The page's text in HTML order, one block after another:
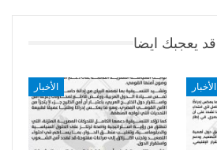
قد يعجبك ايضا
الأخبار الأخبار